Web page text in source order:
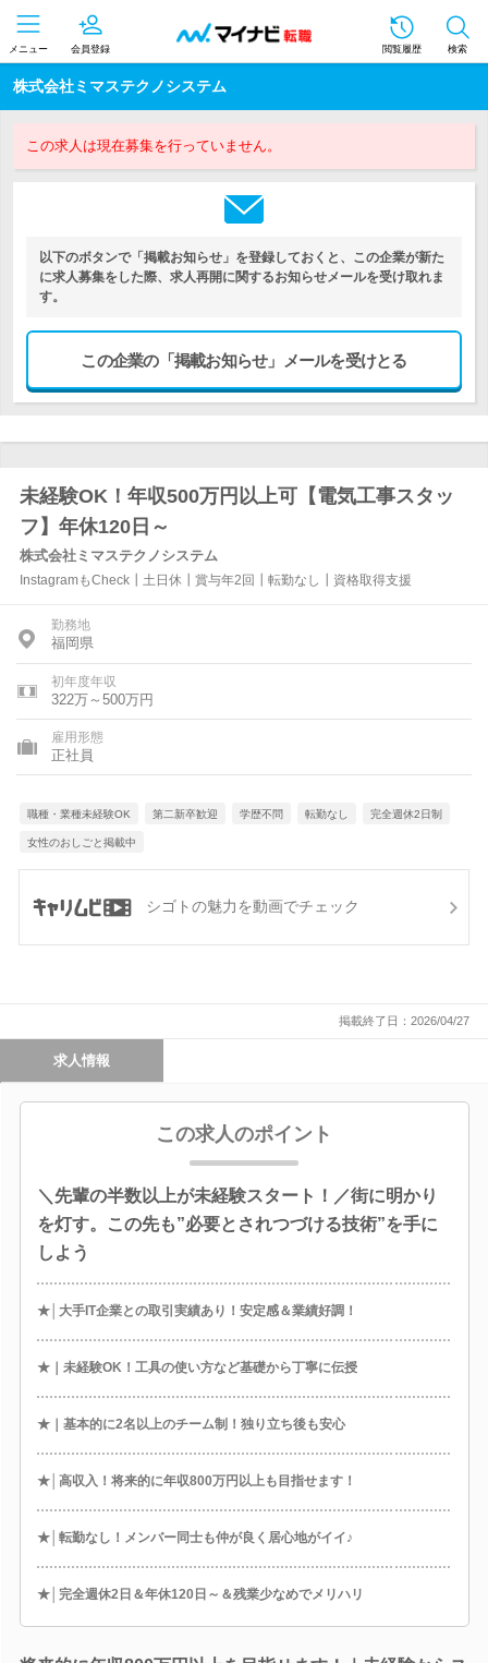
メニュー 会員登録 閲覧履歴 検索
株式会社ミマステクノシステム
この求人は現在募集を行っていません。
以下のボタンで「掲載お知らせ」を登録しておくと、この企業が新た
に求人募集をした際、求人再開に関するお知らせメールを受け取れま
す。
この企業の「掲載お知らせ」メールを受けとる
未経験OK！年収500万円以上可【電気工事スタッ
フ】年休120日～
株式会社ミマステクノシステム
InstagramもCheck┃土日休┃賞与年2回┃転勤なし┃資格取得支援
勤務地
福岡県
初年度年収
322万～500万円
雇用形態
正社員
職種・業種未経験OK 第二新卒歓迎 学歴不問 転勤なし 完全週休2日制
女性のおしごと掲載中
シゴトの魅力を動画でチェック
掲載終了日：2026/04/27
求人情報
この求人のポイント
＼先輩の半数以上が未経験スタート！／街に明かり
を灯す。この先も”必要とされつづける技術”を手に
しよう
★│大手IT企業との取引実績あり！安定感＆業績好調！
★｜未経験OK！工具の使い方など基礎から丁寧に伝授
★｜基本的に2名以上のチーム制！独り立ち後も安心
★│高収入！将来的に年収800万円以上も目指せます！
★│転勤なし！メンバー同士も仲が良く居心地がイイ♪
★│完全週休2日＆年休120日～＆残業少なめでメリハリ